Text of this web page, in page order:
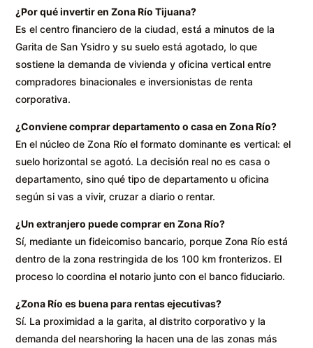
¿Por qué invertir en Zona Río Tijuana?
Es el centro financiero de la ciudad, está a minutos de la
Garita de San Ysidro y su suelo está agotado, lo que
sostiene la demanda de vivienda y oficina vertical entre
compradores binacionales e inversionistas de renta
corporativa.
¿Conviene comprar departamento o casa en Zona Río?
En el núcleo de Zona Río el formato dominante es vertical: el
suelo horizontal se agotó. La decisión real no es casa o
departamento, sino qué tipo de departamento u oficina
según si vas a vivir, cruzar a diario o rentar.
¿Un extranjero puede comprar en Zona Río?
Sí, mediante un fideicomiso bancario, porque Zona Río está
dentro de la zona restringida de los 100 km fronterizos. El
proceso lo coordina el notario junto con el banco fiduciario.
¿Zona Río es buena para rentas ejecutivas?
Sí. La proximidad a la garita, al distrito corporativo y la
demanda del nearshoring la hacen una de las zonas más